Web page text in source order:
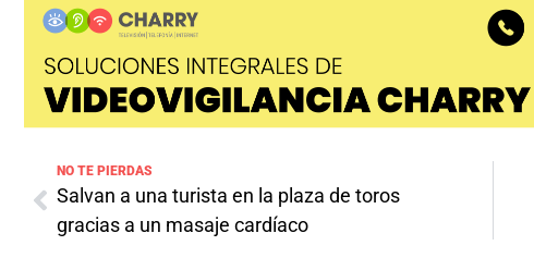
NO TE PIERDAS
Salvan a una turista en la plaza de toros
gracias a un masaje cardíaco